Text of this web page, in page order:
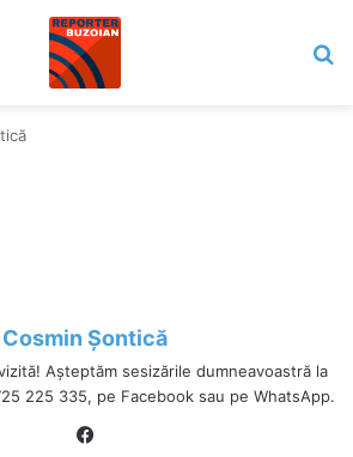
Cosmin Șontică
Așteptăm sesizările dumneavoastră la
225 335, pe Facebook sau pe WhatsApp.